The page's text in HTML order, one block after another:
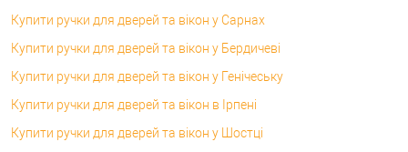
Купити ручки для дверей та вікон у Сарнах
Купити ручки для дверей та вікон у Бердичеві
Купити ручки для дверей та вікон у Генічеську
Купити ручки для дверей та вікон в Ірпені
Купити ручки для дверей та вікон у Шостці